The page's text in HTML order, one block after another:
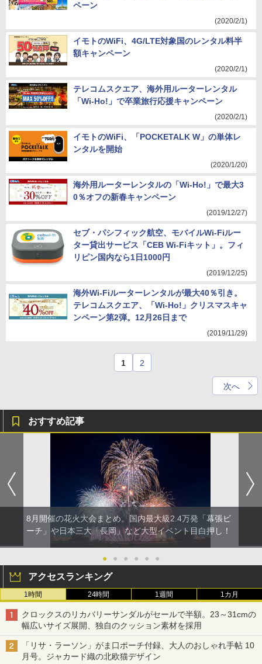
ペーン
(2020/2/1)
イモトのWiFi、4G/LTE対象国のレンタル料半
額キャンペーン
(2020/2/1)
テレコムスクエア、海外用ルーターレンタル
「Wi-Ho!」で卒業旅行応援キャンペーン
(2020/2/1)
イモトのWiFi、「POCKETALK W」の単体レ
ンタルを開始
(2020/1/20)
海外用ルーターレンタルの「Wi-Ho!」で最大3
0％オフの新春キャンペーン
(2019/12/27)
セブ・パシフィック航空、モバイルWi-Fiルー
ター貸出サービス「CEB Wi-Fiキット」。フィ
リピン国内なら1日1000円
(2019/12/25)
海外Wi-Fiルーターレンタルが最大40％引き。
テレコムスクエア、「Wi-Ho!」クリスマスキャ
ンペーン第2弾。12月26日まで
(2019/11/29)
1 2
次へ
おすすめ記事
8月開催の花火大会まとめ。国内最大級2.4万発「幕張ビ
ーチ」や日本三大「長岡」など大型イベント目白押し！
● ● ● ● ● ●
アクセスランキング
1時間 24時間 1週間 1カ月
クロックスのリカバリーサンダルがセールで半額。23～31cmの
幅広いサイズ展開、独自のクッション素材を採用
「リサ・ラーソン」がま口ポーチ付録、大人のおしゃれ手帖 10
月号。ジャカード織の北欧猫デザイン